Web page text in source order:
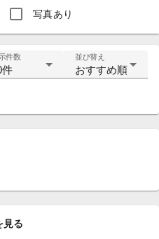
写真あり
件数
件
並び替え
おすすめ順
見る